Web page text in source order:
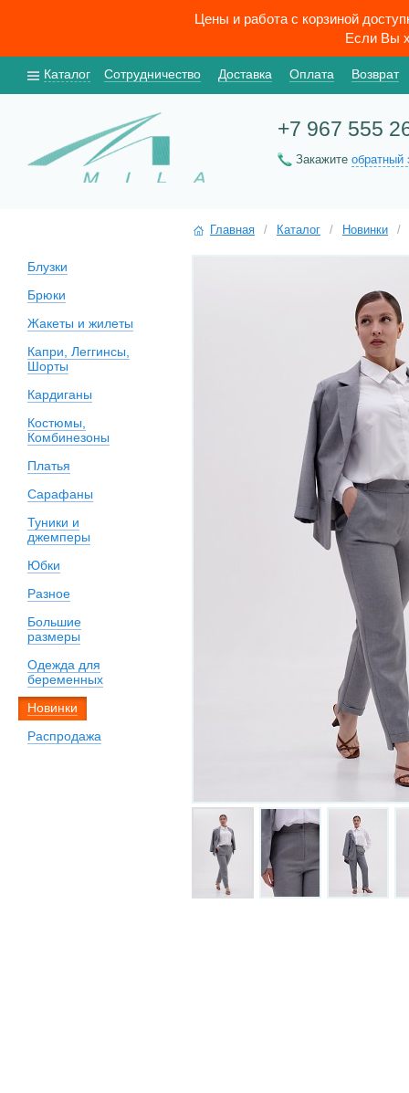
Цены и работа с корзиной
Если Вы
Каталог Сотрудничество Доставка Оплата Возврат
+7 967 555
Закажите обратный
Блузки
Брюки
Жакеты и жилеты
Капри, Леггинсы,
Шорты
Кардиганы
Костюмы,
Комбинезоны
Платья
Сарафаны
Туники и
джемперы
Юбки
Разное
Большие
размеры
Одежда для
беременных
Новинки
Распродажа
Главная / Каталог / Новинки /